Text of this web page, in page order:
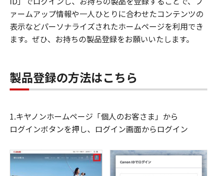
ァームアップ情報や一人ひとりに合わせたコンテンツの
表示などパーソナライズされたホームページを利用でき
ます。ぜひ、お持ちの製品登録をお願いいたします。
製品登録の方法はこちら
1.キヤノンホームページ「個人のお客さま」から
ログインボタンを押し、ログイン画面からログイン